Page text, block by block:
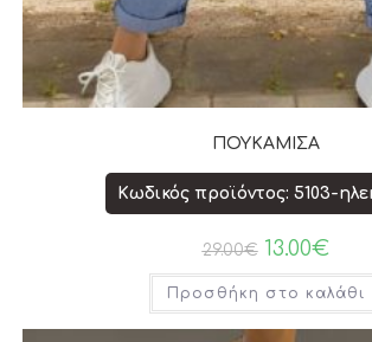
ΠΟΥΚΑΜΙΣΑ
Κωδικός προϊόντος: 5103-
29.00€ 13.00€
Προσθήκη στο καλάθι